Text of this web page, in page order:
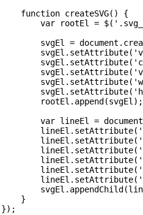
    function createSVG() {
var rootEl =
svgEl =
        rootEl.append(svgEl);
var lineEl =
    }
});